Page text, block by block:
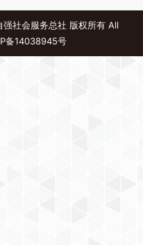
社会服务总社 版权所有 All
备14038945号